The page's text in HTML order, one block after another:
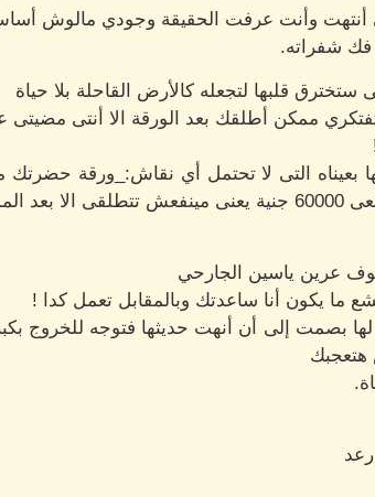
أنتهت وأنت عرفت الحقيقة وجودي مالوش
فك شفراته.
ستخترق قلبها لتجعله كالأرض القاحلة بلا حياة
ممكن أطلقك بعد الورقة الا أنتى مضيتى
التى لا تحتمل أي نقاش:_ورقة حضرتك
العقد
عرين ياسين الجارحي
ما يكون أنا ساعدتك وبالمقابل تعمل كدا !
بصمت إلى أن أنهت حديثها فتوجه للخروج
هتعجبك